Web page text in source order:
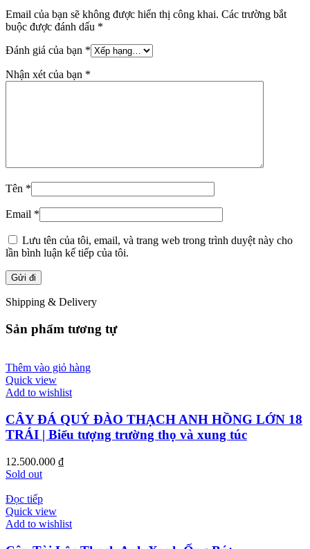
Email của bạn sẽ không được hiển thị công khai. Các trường bắt
buộc được đánh dấu *
Đánh giá của bạn *
Nhận xét của bạn *
Tên *
Email *
Lưu tên của tôi, email, và trang web trong trình duyệt này cho
lần bình luận kế tiếp của tôi.
Shipping & Delivery
Sản phẩm tương tự
Thêm vào giỏ hàng
Quick view
Add to wishlist
CÂY ĐÁ QUÝ ĐÀO THẠCH ANH HỒNG LỚN 18
TRÁI | Biểu tượng trường thọ và xung túc
12.500.000 ₫
Sold out
Đọc tiếp
Quick view
Add to wishlist